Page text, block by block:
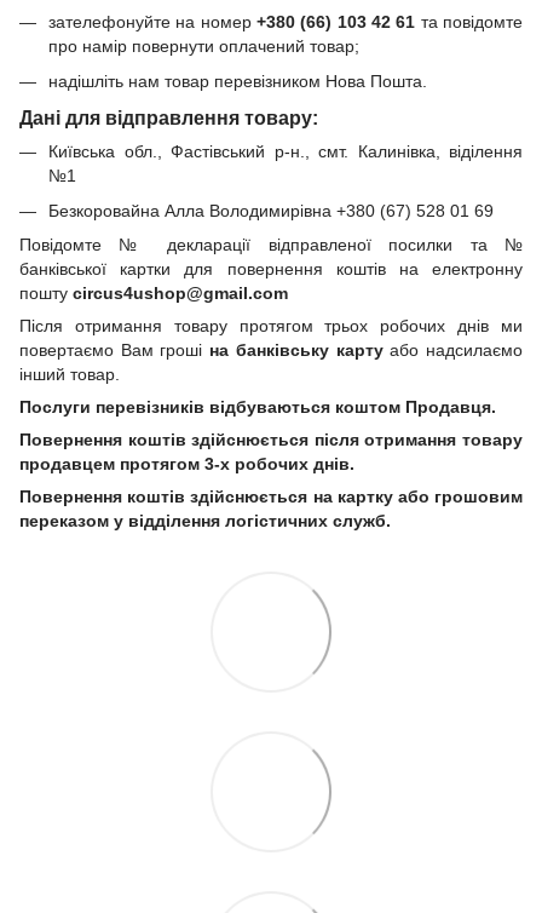
зателефонуйте на номер +380 (66) 103 42 61 та повідомте
про намір повернути оплачений товар;
надішліть нам товар перевізником Нова Пошта.
Дані для відправлення товару:
Київська обл., Фастівський р-н., смт. Калинівка, віділення
№1
Безкоровайна Алла Володимирівна +380 (67) 528 01 69
Повідомте № декларації відправленої посилки та №
банківської картки для повернення коштів на електронну
пошту circus4ushop@gmail.com
Після отримання товару протягом трьох робочих днів ми
повертаємо Вам гроші на банківську картуабо надсилаємо
інший товар.
Послуги перевізників відбуваються коштом Продавця.
Повернення коштів здійснюється після отримання товару
продавцем протягом 3-х робочих днів.
Повернення коштів здійснюється на картку або грошовим
переказом у відділення логістичних служб.